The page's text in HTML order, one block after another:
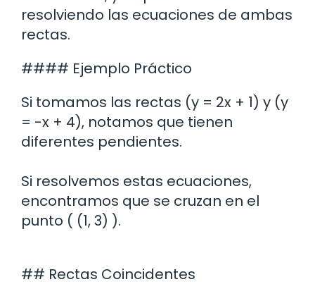
resolviendo las ecuaciones de ambas
rectas.
#### Ejemplo Práctico
Si tomamos las rectas (y = 2x + 1) y (y
= -x + 4), notamos que tienen
diferentes pendientes.
Si resolvemos estas ecuaciones,
encontramos que se cruzan en el
punto ( (1, 3) ).
## Rectas Coincidentes